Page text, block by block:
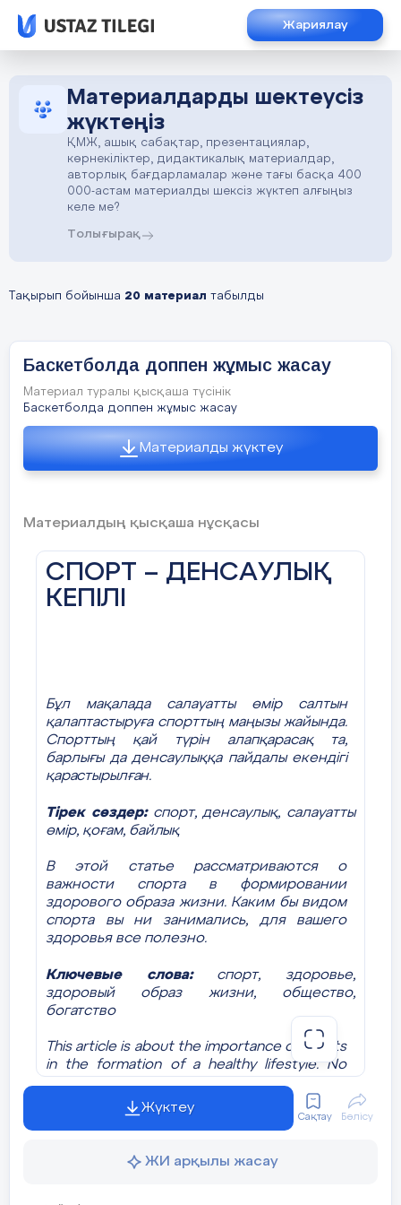
Жариялау
Материалдарды шектеусіз
жүктеңіз
ҚМЖ, ашық сабақтар, презентациялар,
көрнекіліктер, дидактикалық материалдар,
авторлық бағдарламалар және тағы басқа 400
000-астам материалды шексіз жүктеп алғыңыз
келе ме?
Толығырақ
Тақырып бойынша 20 материал табылды
Баскетболда доппен жұмыс жасау
Материал туралы қысқаша түсінік
Баскетболда доппен жұмыс жасау
Материалды жүктеу
Материалдың қысқаша нұсқасы
СПОРТ – ДЕНСАУЛЫҚ
КЕПІЛІ
Бұл мақалада салауатты өмір салтын
қалаптастыруға спорттың маңызы жайында.
Спорттың қай түрін алапқарасақ та,
барлығы да денсаулыққа пайдалы екендігі
қарастырылған.
Тірек сөздер: спорт, денсаулық, салауатты
өмір, қоғам, байлық
В этой статье рассматриваются о
важности спорта в формировании
здорового образа жизни. Каким бы видом
спорта вы ни занимались, для вашего
здоровья все полезно.
Ключевые слова: спорт,
здоровье,
здоровый
образ жизни,
общество,
богатство
This article is about the importance of sports
in the formation of a healthy lifestyle. No
matter what kind of sport you are in,
everything is good for your health.
Жүктеу
Сақтау Бөлісу
ЖИ арқылы жасау